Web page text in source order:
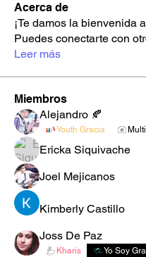
Acerca de
¡Te damos la bienvenida
Puedes conectarte con
Leer más
Miembros
Alejandro 🍂
Youth Gracia
Ericka Siquivache
Joel Mejicanos
Kimberly Castillo
Joss De Paz
Kharis Yo Soy